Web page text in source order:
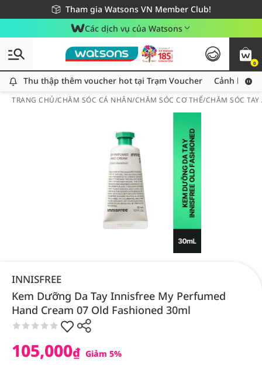
Tham gia Watsons VN Member Club!
Miễn phí giao hàng cho đơn hàng từ 249,000Đ
Giao hàng nhanh 24h - Áp dụng khu vực TP. Hồ Chí Minh
Các dịch vụ của Watsons
0
Thu thập thêm voucher hot tại Trạm Voucher
Thu thập thêm voucher hot tại Trạm Voucher Cảnh báo
TRANG CHỦ/CHĂM SÓC CÁ NHÂN/CHĂM SÓC CƠ THỂ/CHĂM SÓC
INNISFREE
Kem Dưỡng Da Tay Innisfree My Perfumed
Hand Cream 07 Old Fashioned 30ml
105,000₫ Giảm 5%